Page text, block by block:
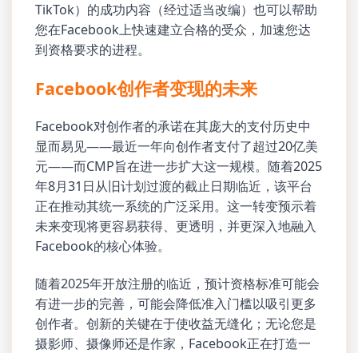
TikTok）的成功内容（经过适当改编）也可以帮助
您在Facebook上快速建立合格的受众，加速您达
到资格要求的进程。
Facebook创作者变现的未来
Facebook对创作者的承诺在其庞大的支付历史中
显而易见——最近一年向创作者支付了超过20亿美
元——而CMP旨在进一步扩大这一规模。随着2025
年8月31日从旧计划过渡的截止日期临近，该平台
正在推动其统一系统的广泛采用。这一转变预示着
未来变现将更容易获得、更透明，并更深入地融入
Facebook的核心体验。
随着2025年开放注册的临近，预计资格标准可能会
有进一步的完善，可能会降低准入门槛以吸引更多
创作者。创新的关键在于使收益无缝化；无论您是
摄影师、摄像师还是作家，Facebook正在打造一